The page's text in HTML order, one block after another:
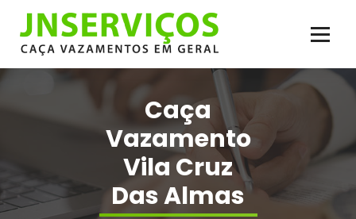
conteúdo
Reparos em Geral. Serviço de Caça Vazamento com Qualidade
Caça
Vazamento
Vila Cruz
Das Almas